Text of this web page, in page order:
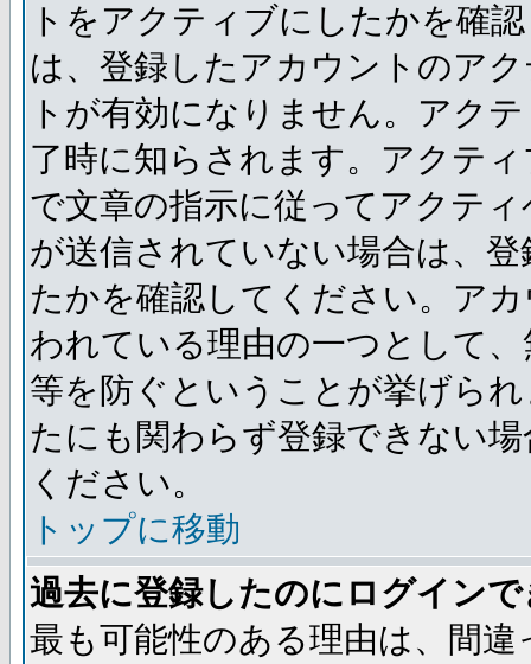
トをアクティブにしたかを確
は、登録したアカウントのア
トが有効になりません。アク
了時に知らされます。アクテ
で文章の指示に従ってアクテ
が送信されていない場合は、
たかを確認してください。ア
われている理由の一つとして
等を防ぐということが挙げら
たにも関わらず登録できない
ください。
トップに移動
過去に登録したのにログイン
最も可能性のある理由は、間